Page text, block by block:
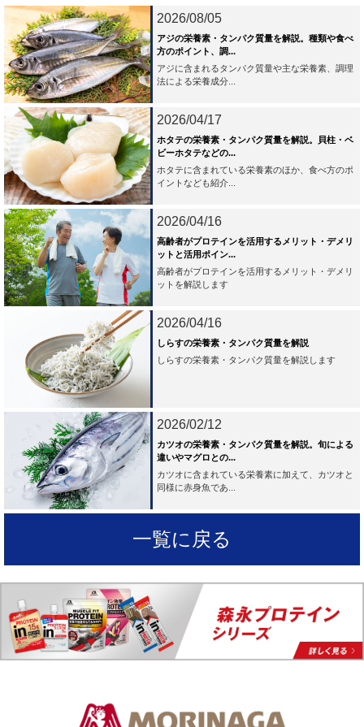
2026/08/05
アジの栄養素・タンパク質量を解説。種類や食べ
方のポイント、調...
アジに含まれるタンパク質量や主な栄養素、調理
法による栄養成分...
2026/04/17
ホタテの栄養素・タンパク質量を解説。貝柱・ベ
ビーホタテなどの...
ホタテに含まれている栄養素のほか、食べ方のポ
イントなども紹介...
2026/04/16
高齢者がプロテインを活用するメリット・デメリ
ットと活用ポイン...
高齢者がプロテインを活用するメリット・デメリ
ットを解説します
2026/04/16
しらすの栄養素・タンパク質量を解説
しらすの栄養素・タンパク質量を解説します
2026/02/12
カツオの栄養素・タンパク質量を解説。旬による
違いやマグロとの...
カツオに含まれている栄養素に加えて、カツオと
同様に赤身魚であ...
一覧に戻る